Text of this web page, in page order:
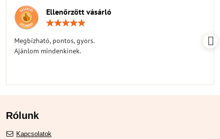
Ellenőrzött vásárló
Megbízható, pontos, gyors.
Ajánlom mindenkinek.
Rólunk
Kapcsolatok